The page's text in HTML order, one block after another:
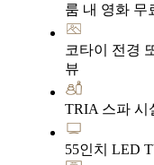
룸 내 영화 무
코타이 전경
뷰
TRIA 스파 시
55인치 LED